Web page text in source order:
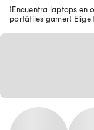
¡Encuentra laptops
portátiles gamer!